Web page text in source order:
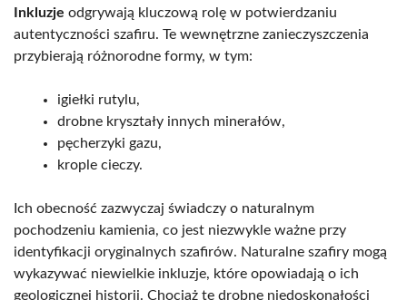
Inkluzje odgrywają kluczową rolę w potwierdzaniu
autentyczności szafiru. Te wewnętrzne zanieczyszczenia
przybierają różnorodne formy, w tym:
igiełki rutylu,
drobne kryształy innych minerałów,
pęcherzyki gazu,
krople cieczy.
Ich obecność zazwyczaj świadczy o naturalnym
pochodzeniu kamienia, co jest niezwykle ważne przy
identyfikacji oryginalnych szafirów. Naturalne szafiry mogą
wykazywać niewielkie inkluzje, które opowiadają o ich
geologicznej historii. Chociaż te drobne niedoskonałości